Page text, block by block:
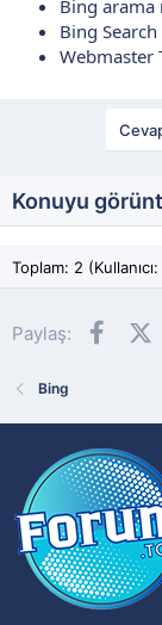
Bing
Bing
Webmaster
Konuyu
Toplam: 2
Paylaş:
Bing